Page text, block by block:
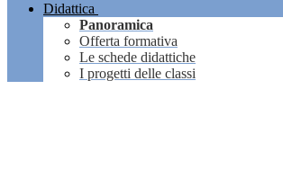
Didattica
Panoramica
Offerta formativa
Le schede didattiche
I progetti delle classi